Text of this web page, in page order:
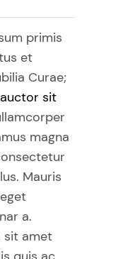
primis
et
Curae;
sit
magna
Mauris
a.
sit amet